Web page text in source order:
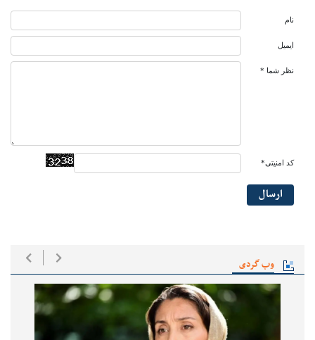
وب گردی
نام
ایمیل
نظر شما *
کد امنیتی*
ارسال